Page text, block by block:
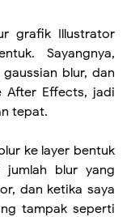
grafik Illustrator
Sayangnya,
blur, dan
Effects, jadi
tepat.
ke layer bentuk
jumlah blur yang
dan ketika saya
tampak seperti